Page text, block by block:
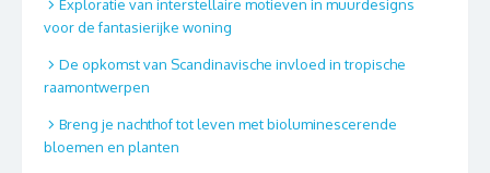
Exploratie van interstellaire motieven in muurdesigns
voor de fantasierijke woning
De opkomst van Scandinavische invloed in tropische
raamontwerpen
Breng je nachthof tot leven met bioluminescerende
bloemen en planten